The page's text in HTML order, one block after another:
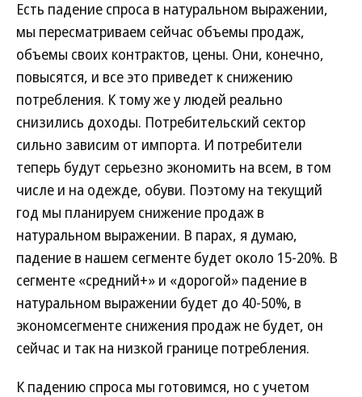
Есть падение спроса в натуральном выражении,
мы пересматриваем сейчас объемы продаж,
объемы своих контрактов, цены. Они, конечно,
повысятся, и все это приведет к снижению
потребления. К тому же у людей реально
снизились доходы. Потребительский сектор
сильно зависим от импорта. И потребители
теперь будут серьезно экономить на всем, в том
числе и на одежде, обуви. Поэтому на текущий
год мы планируем снижение продаж в
натуральном выражении. В парах, я думаю,
падение в нашем сегменте будет около 15-20%. В
сегменте «средний+» и «дорогой» падение в
натуральном выражении будет до 40-50%, в
экономсегменте снижения продаж не будет, он
сейчас и так на низкой границе потребления.
К падению спроса мы готовимся, но с учетом